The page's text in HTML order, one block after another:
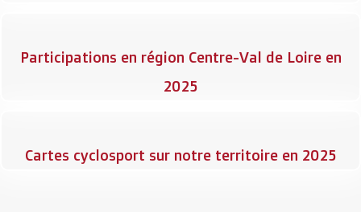
Participations en région Centre-Val de Loire en
2025
Cartes cyclosport sur notre territoire en 2025